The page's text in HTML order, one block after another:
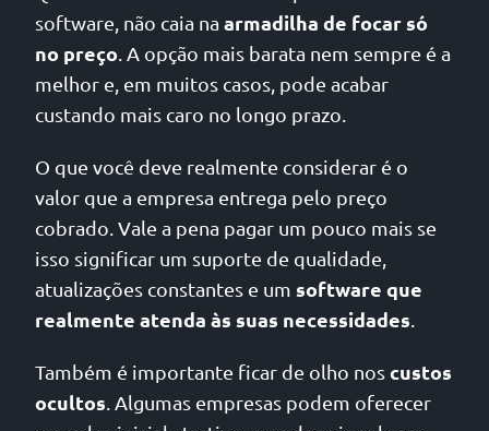
software, não caia na armadilha de focar só
no preço . A opção mais barata nem sempre é a
melhor e, em muitos casos, pode acabar
custando mais caro no longo prazo.
O que você deve realmente considerar é o
valor que a empresa entrega pelo preço
cobrado. Vale a pena pagar um pouco mais se
isso significar um suporte de qualidade,
atualizações constantes e um software que
realmente atenda às suas necessidades
Também é importante ficar de olho noscustos
ocultos . Algumas empresas podem oferecer